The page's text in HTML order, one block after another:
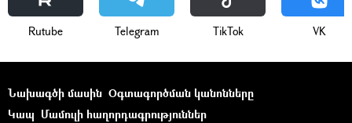
Rutube Telegram ТikТоk VK
Նախագծի մասին Օգտագործման կանոնները
Կապ Մամուլի հաղորդագրություններ